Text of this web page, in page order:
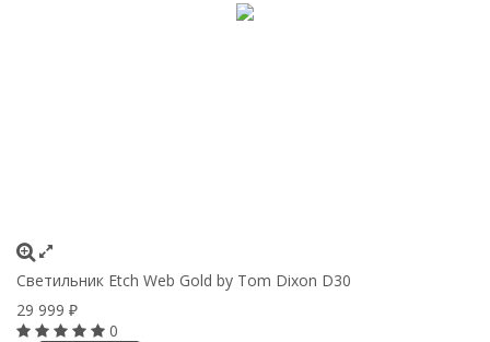
Светильник Etch Web Gold by Tom Dixon D30
29 999 ₽
0